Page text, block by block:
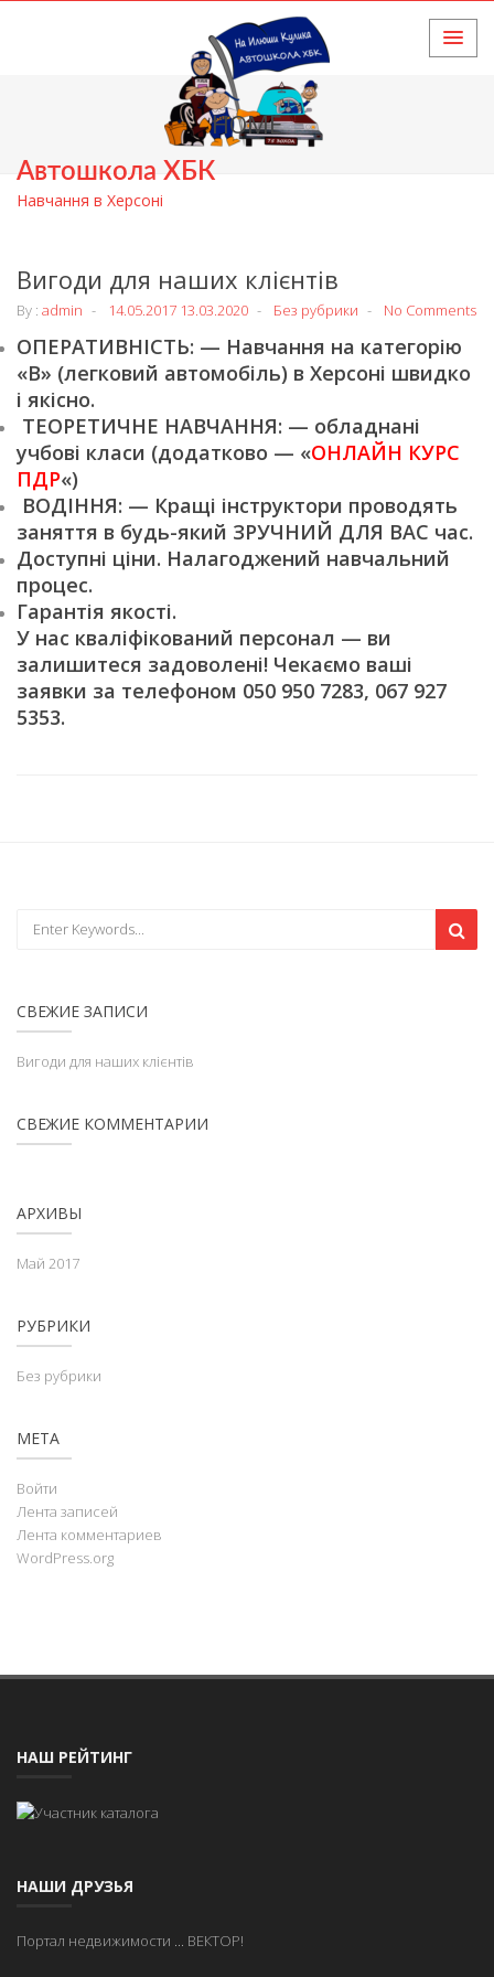
Автошкола ХБК
Навчання в Херсоні
HOME
Вигоди для наших клієнтів
By : admin 14.05.2017 13.03.2020 Без рубрики No Comments
ОПЕРАТИВНІСТЬ: — Навчання на категорію
«В» (легковий автомобіль) в Херсоні швидко
і якісно.
ТЕОРЕТИЧНЕ НАВЧАННЯ: — обладнані
учбові класи (додатково — «ОНЛАЙН КУРС
ПДР«)
ВОДІННЯ: — Кращі інструктори проводять
заняття в будь-який ЗРУЧНИЙ ДЛЯ ВАС час.
Доступні ціни. Налагоджений навчальний
процес.
Гарантія якості.
У нас кваліфікований персонал — ви
залишитеся задоволені! Чекаємо ваші
заявки за телефоном 050 950 7283, 067 927
5353.
СВЕЖИЕ ЗАПИСИ
Вигоди для наших клієнтів
СВЕЖИЕ КОММЕНТАРИИ
АРХИВЫ
Май 2017
РУБРИКИ
Без рубрики
МЕТА
Войти
Лента записей
Лента комментариев
WordPress.org
НАШ РЕЙТИНГ
НАШИ ДРУЗЬЯ
Портал недвижимости ... ВЕКТОР!